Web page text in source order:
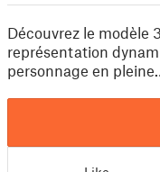
Découvrez le modèle
représentation
personnage en